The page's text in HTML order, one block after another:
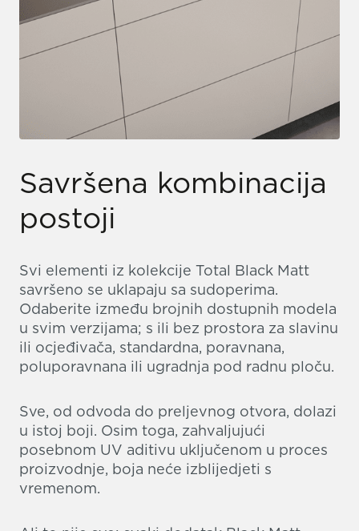
Savršena kombinacija
postoji
Svi elementi iz kolekcije Total Black Matt
savršeno se uklapaju sa sudoperima.
Odaberite između brojnih dostupnih modela
u svim verzijama; s ili bez prostora za slavinu
ili ocjeđivača, standardna, poravnana,
poluporavnana ili ugradnja pod radnu ploču.
Sve, od odvoda do preljevnog otvora, dolazi
u istoj boji. Osim toga, zahvaljujući
posebnom UV aditivu uključenom u proces
proizvodnje, boja neće izblijedjeti s
vremenom.